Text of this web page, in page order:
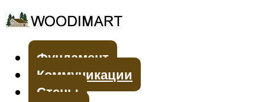
Фундамент
Коммуникации
Стены